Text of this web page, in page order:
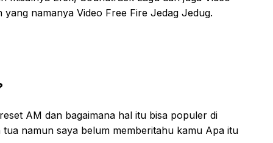
namanya Video Free Fire Jedag Jedug.
AM dan bagaimana hal itu bisa populer di
namun saya belum memberitahu kamu Apa itu